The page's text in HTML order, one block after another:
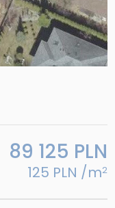
89 125 PLN
125 PLN /m2